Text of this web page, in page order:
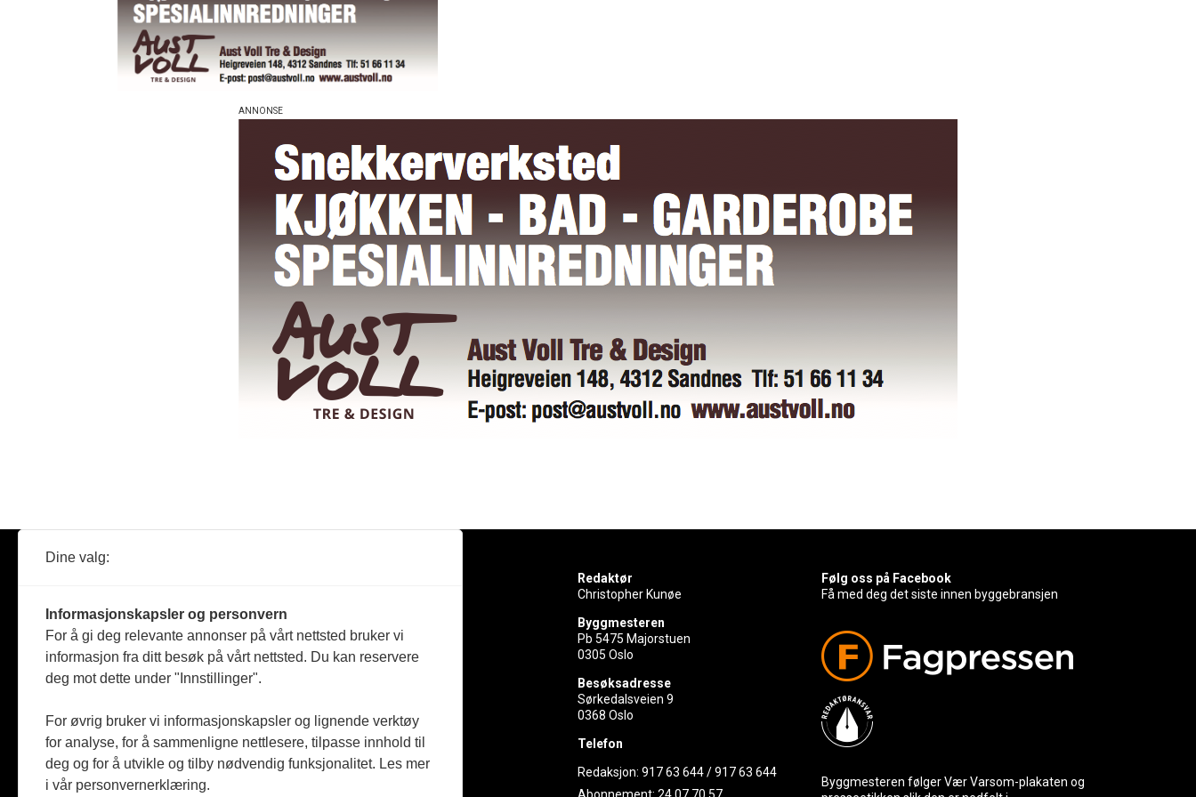
Reportasje
Produkter
Jobbmarked
Redaktør
Christopher Kunøe
Byggmesteren
Pb 5475 Majorstuen
0305 Oslo
Besøksadresse
Sørkedalsveien 9
0368 Oslo
Telefon
Redaksjon:917 63 644/917 63 644
Følg oss på Facebook
Få med deg det siste innen byggebransjen
Byggmesteren følger Vær Varsom-plakaten og
Dine valg:
Informasjonskapsler og personvern
For å gi deg relevante annonser på vårt nettsted bruker vi
informasjon fra ditt besøk på vårt nettsted. Du kan reservere
deg mot dette under "Innstillinger".
For øvrig bruker vi informasjonskapsler og lignende verktøy
for analyse, for å sammenligne nettlesere, tilpasse innhold til
deg og for å utvikle og tilby nødvendig funksjonalitet. Les mer
i vår personvernerklæring.